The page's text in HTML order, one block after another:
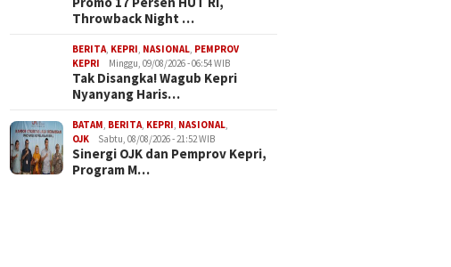
Throwback Night …
BERITA, KEPRI, NASIONAL, PEMPROV
KEPRI
Minggu, 09/08/2026 - 06:54 WIB
Tak Disangka! Wagub Kepri
Nyanyang Haris…
BATAM, BERITA, KEPRI, NASIONAL,
OJK
Sabtu, 08/08/2026 - 21:52 WIB
Sinergi OJK dan Pemprov Kepri,
Program M…